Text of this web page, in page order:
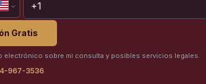
Gratis
electrónico sobre mi consulta y posibles servicios legales.
967-3536